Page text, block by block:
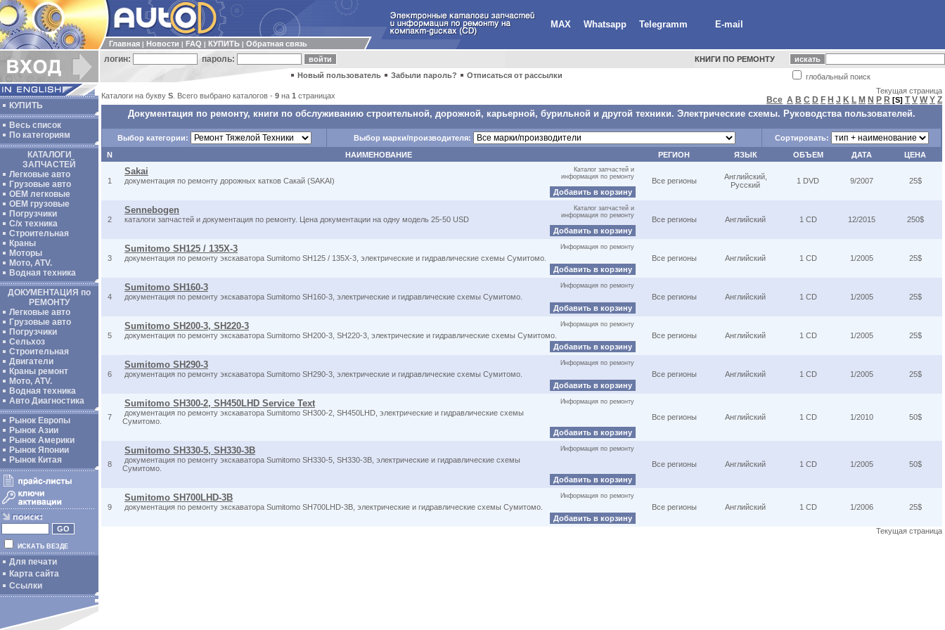
MAX Whatsapp Telegramm E-mail
Главная Новости FAQ КУПИТЬ Обратная связь
логин: пароль: КНИГИ ПО РЕМОНТУ
глобальный поиск
Новый пользователь Забыли пароль? Отписаться от рассылки
КУПИТЬ
Весь список
По категориям
КАТАЛОГИ
ЗАПЧАСТЕЙ
Легковые авто
Грузовые авто
ОЕМ легковые
OEM грузовые
Погрузчики
С/х техника
Строительная
Краны
Моторы
Мото, ATV.
Водная техника
ДОКУМЕНТАЦИЯ по
РЕМОНТУ
Легковые авто
Грузовые авто
Погрузчики
Сельхоз
Строительная
Двигатели
Краны ремонт
Мото, ATV.
Водная техника
Авто Диагностика
Рынок Европы
Рынок Азии
Рынок Америки
Рынок Японии
Рынок Китая
ИСКАТЬ ВЕЗДЕ
Для печати
Карта сайта
Ссылки
Каталоги на букву S . Всего выбрано каталогов - 9 на 1 страницах
Текущая страница
Все A B C D F H J K L M N P R [S] T V W Y Z
Документация по ремонту, книги по обслуживанию строительной, дорожной, карьерной, бурильной и другой техники. Электрические схемы. Руководства пользователей.
Выбор категории: Выбор марки/производителя:
Сортировать:
N
НАИМЕНОВАНИЕ РЕГИОН ЯЗЫК ОБЪЕМ ДАТА ЦЕНА
1
Sakai
документация по ремонту дорожных катков Сакай (SAKAI)
Каталог запчастей и
информация по ремонту
Добавить в корзину
Все регионы
Английский,
Русский
1 DVD 9/2007 25$
2
Sennebogen
каталоги запчастей и документация по ремонту. Цена документации на одну модель 25-50 USD
Каталог запчастей и
информация по ремонту
Добавить в корзину
Все регионы Английский 1 CD 12/2015 250$
3
Sumitomo SH125 / 135X-3
документация по ремонту экскаватора Sumitomo SH125 / 135X-3, электрические и гидравлические схемы Сумитомо.
Информация по ремонту
Добавить в корзину
Все регионы Английский 1 CD 1/2005 25$
4
Sumitomo SH160-3
документация по ремонту экскаватора Sumitomo SH160-3, электрические и гидравлические схемы Сумитомо.
Информация по ремонту
Добавить в корзину
Все регионы Английский 1 CD 1/2005 25$
5
Sumitomo SH200-3, SH220-3
документация по ремонту экскаватора Sumitomo SH200-3, SH220-3, электрические и гидравлические схемы Сумитомо.
Информация по ремонту
Добавить в корзину
Все регионы Английский 1 CD 1/2005 25$
6
Sumitomo SH290-3
документация по ремонту экскаватора Sumitomo SH290-3, электрические и гидравлические схемы Сумитомо.
Информация по ремонту
Добавить в корзину
Все регионы Английский 1 CD 1/2005 25$
7
Sumitomo SH300-2, SH450LHD Service Text
документация по ремонту экскаватора Sumitomo SH300-2, SH450LHD, электрические и гидравлические схемы
Сумитомо.
Информация по ремонту
Добавить в корзину
Все регионы Английский 1 CD 1/2010 50$
8
Sumitomo SH330-5, SH330-3B
документация по ремонту экскаватора Sumitomo SH330-5, SH330-3B, электрические и гидравлические схемы
Сумитомо.
Информация по ремонту
Добавить в корзину
Все регионы Английский 1 CD 1/2005 50$
9
Sumitomo SH700LHD-3B
документация по ремонту экскаватора Sumitomo SH700LHD-3B, электрические и гидравлические схемы Сумитомо.
Информация по ремонту
Добавить в корзину
Все регионы Английский 1 CD 1/2006 25$
Текущая страница